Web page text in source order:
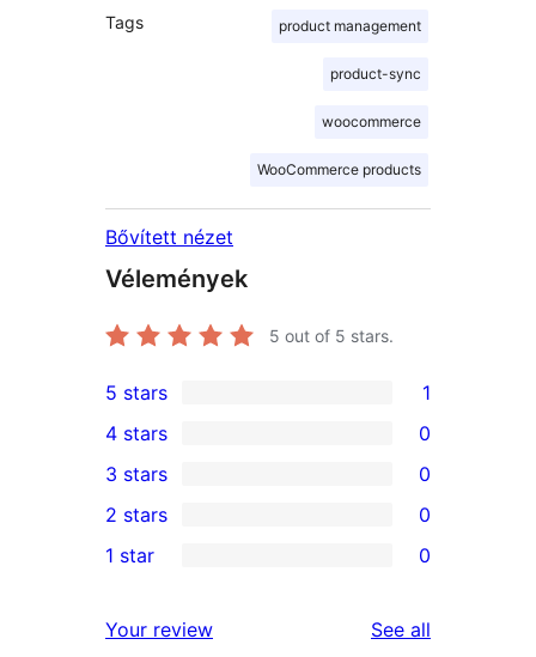
Tags product management
product-sync
woocommerce
WooCommerce products
Bővített nézet
Vélemények
5 out of 5 stars.
1
5-
star
review
5 stars 1
4-
star
reviews
4 stars 0
0
3-
star
3 stars 0
2-
reviews
2 stars 0
star
1 star 0
Your review See all